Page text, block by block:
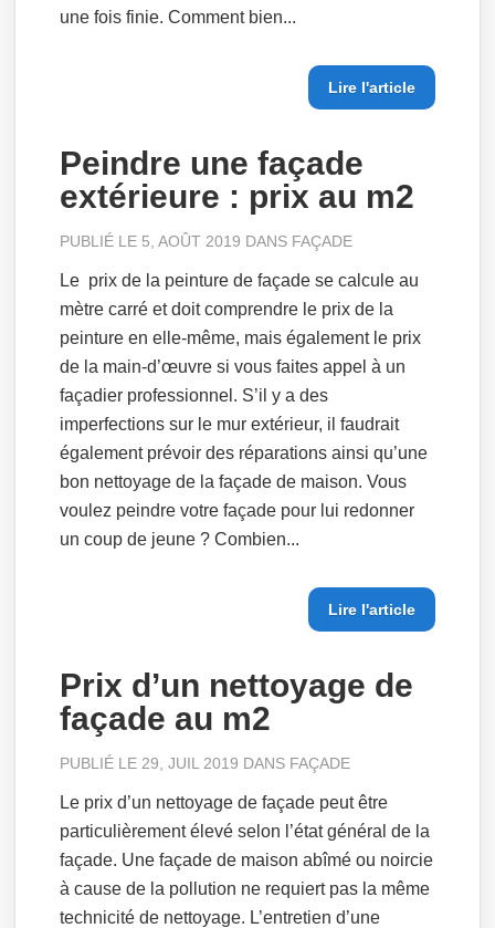
une fois finie. Comment bien...
Lire l'article
Peindre une façade
extérieure : prix au m2
PUBLIÉ LE 5, AOÛT 2019 DANS FAÇADE
Le prix de la peinture de façade se calcule au
mètre carré et doit comprendre le prix de la
peinture en elle-même, mais également le prix
de la main-d’œuvre si vous faites appel à un
façadier professionnel. S’il y a des
imperfections sur le mur extérieur, il faudrait
également prévoir des réparations ainsi qu’une
bon nettoyage de la façade de maison. Vous
voulez peindre votre façade pour lui redonner
un coup de jeune ? Combien...
Lire l'article
Prix d’un nettoyage de
façade au m2
PUBLIÉ LE 29, JUIL 2019 DANS FAÇADE
Le prix d’un nettoyage de façade peut être
particulièrement élevé selon l’état général de la
façade. Une façade de maison abîmé ou noircie
à cause de la pollution ne requiert pas la même
technicité de nettoyage. L’entretien d’une